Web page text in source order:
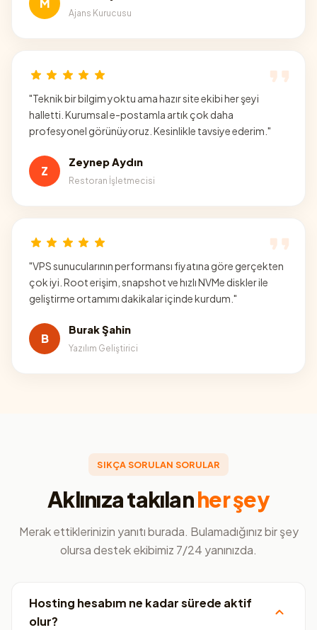
M
Ajans Kurucusu
"Teknik bir bilgim yoktu ama hazır site ekibi her şeyi
halletti. Kurumsal e-postamla artık çok daha
profesyonel görünüyoruz. Kesinlikle tavsiye ederim. "
Z
Zeynep Aydın
Restoran İşletmecisi
"VPS sunucularının performansı fiyatına göre gerçekten
çok iyi. Root erişim, snapshot ve hızlı NVMe diskler ile
geliştirme ortamımı dakikalar içinde kurdum. "
B
Burak Şahin
Yazılım Geliştirici
SIKÇA SORULAN SORULAR
Aklınıza takılanher şey
Merak ettiklerinizin yanıtı burada. Bulamadığınız bir şey
olursa destek ekibimiz 7/24 yanınızda.
Hosting hesabım ne kadar sürede aktif
olur?